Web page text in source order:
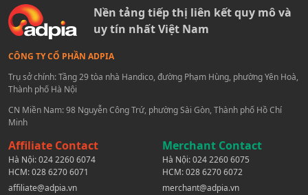
Nền tảng tiếp thị liên kết quy mô và
uy tín nhất Việt Nam
CÔNG TY CỔ PHẦN ADPIA
Trụ sở chính: Tầng 29 tòa nhà Handico, đường Phạm Hùng, phường Yên Hoà,
Thành phố Hà Nội
CN Miền Nam: 98 Nguyễn Công Trứ, phường Sài Gòn, Thành phố Hồ Chí
Minh
Affiliate Contact
Hà Nội:024 2260 6074
HCM:028 6270 6071
affiliate@adpia.vn
Merchant Contact
Hà Nội:024 2260 6075
HCM:028 6270 6072
merchant@adpia.vn